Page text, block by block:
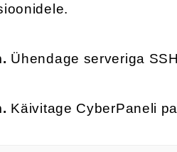
Ühendage serveriga
Käivitage CyberPaneli